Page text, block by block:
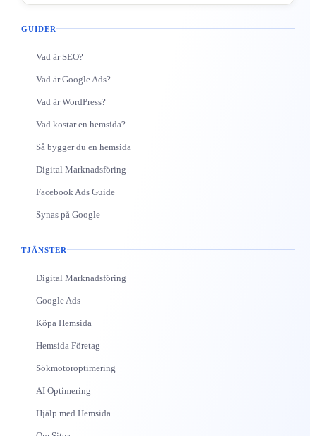
GUIDER
Vad är SEO?
Vad är Google Ads?
Vad är WordPress?
Vad kostar en hemsida?
Så bygger du en hemsida
Digital Marknadsföring
Facebook Ads Guide
Synas på Google
TJÄNSTER
Digital Marknadsföring
Google Ads
Köpa Hemsida
Hemsida Företag
Sökmotoroptimering
AI Optimering
Hjälp med Hemsida